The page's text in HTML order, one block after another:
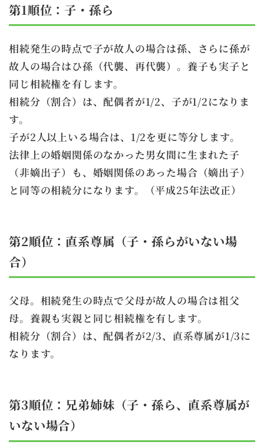
第1順位：子 ・孫ら
相続発生の時点で子が故人の場合は孫、さらに孫が
故人の場合はひ孫（代襲、再代襲）。養子も実子と
同じ相続権を有します。
相続分（割合）は、配偶者が1/2、子が1/2になりま
す。
子が2人以上いる場合は、1/2を更に等分します。
法律上の婚姻関係のなかった男女間に生まれた子
（非嫡出子）も、婚姻関係のあった場合（嫡出子）
と同等の相続分になります。（平成25年法改正）
第2順位：直系尊属 （子・孫らがいない場
合）
父母。相続発生の時点で父母が故人の場合は祖父
母。養親も実親と同じ相続権を有します。
相続分（割合）は、配偶者が2/3、直系尊属が1/3に
なります。
第3順位：兄弟姉妹 （子・孫ら、直系尊属が
いない場合）